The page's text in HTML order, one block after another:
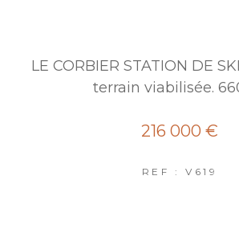
LE CORBIER STATION DE
terrain viabilisée.
216 000 €
REF : V619